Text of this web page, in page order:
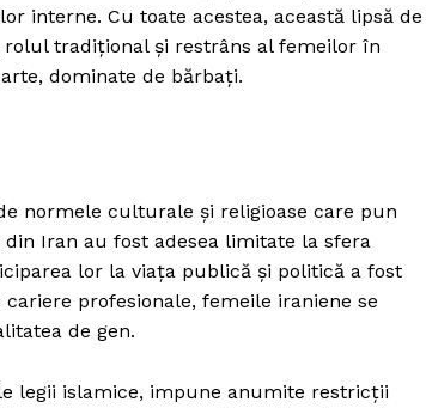
interne. Cu toate acestea, această lipsă de
tradițional și restrâns al femeilor în
dominate de bărbați.
normele culturale și religioase care pun
Iran au fost adesea limitate la sfera
lor la viața publică și politică a fost
profesionale, femeile iraniene se
de gen.
legii islamice, impune anumite restricții